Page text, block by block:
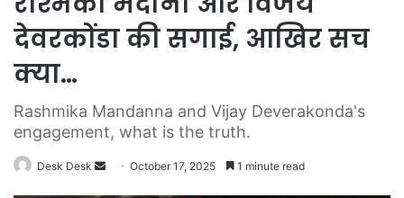
देवरकोंडा की सगाई, आखिर सच
क्या…
Rashmika Mandanna and Vijay Deverakonda's
engagement, what is the truth.
Desk Desk
SendOctober 17, 2025 1 minute read